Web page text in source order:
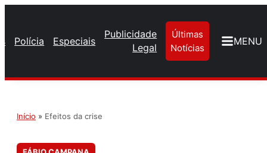
Polícia Especiais
Publicidade
Legal
Últimas
Notícias
MENU
Início » Efeitos da crise